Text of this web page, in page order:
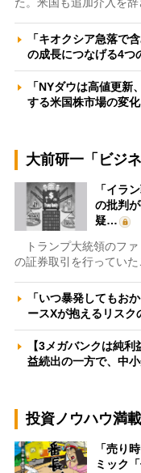
た。米国も追加介入を
「キオクシア急落で
の成長につなげる4
「NYダウは高値更
する米国株市場の変
大前研一「ビジ
「イラ
の批判
疑…
トランプ大統領のファ
の証券取引を行ってい
「いつ暴発してもお
ースXが抱えるリス
【3メガバンクは純
益続出の一方で、中
投資ノウハウ満
「売り
ミック